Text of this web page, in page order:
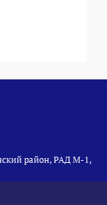
район, РАД М-1,